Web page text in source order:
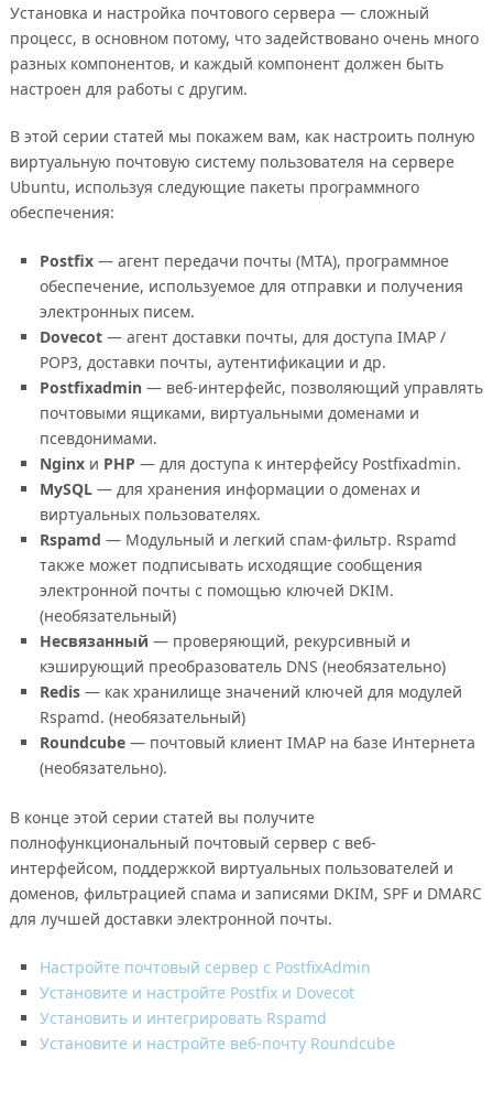
Установка и настройка почтового сервера — сложный
процесс, в основном потому, что задействовано очень много
разных компонентов, и каждый компонент должен быть
настроен для работы с другим.
В этой серии статей мы покажем вам, как настроить полную
виртуальную почтовую систему пользователя на сервере
Ubuntu, используя следующие пакеты программного
обеспечения:
Postfix— агент передачи почты (MTA), программное
обеспечение, используемое для отправки и получения
электронных писем.
Dovecot— агент доставки почты, для доступа IMAP /
POP3, доставки почты, аутентификации и др.
Postfixadmin— веб-интерфейс, позволяющий управлять
почтовыми ящиками, виртуальными доменами и
псевдонимами.
Nginxи PHP — для доступа к интерфейсу Postfixadmin.
MySQL— для хранения информации о доменах и
виртуальных пользователях.
Rspamd — Модульный и легкий спам-фильтр. Rspamd
также может подписывать исходящие сообщения
электронной почты с помощью ключей DKIM.
(необязательный)
Несвязанный — проверяющий, рекурсивный и
кэширующий преобразователь DNS (необязательно)
Redis— как хранилище значений ключей для модулей
Rspamd. (необязательный)
Roundcube— почтовый клиент IMAP на базе Интернета
(необязательно).
В конце этой серии статей вы получите
полнофункциональный почтовый сервер с веб-
интерфейсом, поддержкой виртуальных пользователей и
доменов, фильтрацией спама и записями DKIM, SPF и DMARC
для лучшей доставки электронной почты.
Настройте почтовый сервер с PostfixAdmin
Установите и настройте Postfix и Dovecot
Установить и интегрировать Rspamd
Установите и настройте веб-почту Roundcube